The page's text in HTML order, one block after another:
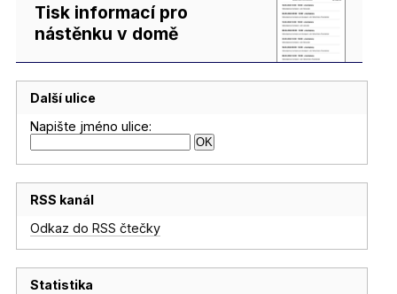
Tisk informací pro
nástěnku v domě
Další ulice
Napište jméno ulice:
RSS kanál
Odkaz do RSS čtečky
Statistika